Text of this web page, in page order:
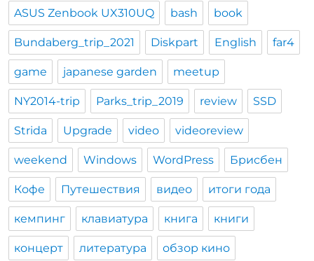
ASUS Zenbook UX310UQ bash book
Bundaberg_trip_2021 Diskpart English far4
game japanese garden meetup
NY2014-trip Parks_trip_2019 review SSD
Strida Upgrade video videoreview
weekend Windows WordPress Брисбен
Кофе Путешествия видео итоги года
кемпинг клавиатура книга книги
концерт литература обзор кино